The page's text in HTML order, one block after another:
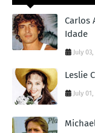
Carlos
Idade
July
Leslie
July